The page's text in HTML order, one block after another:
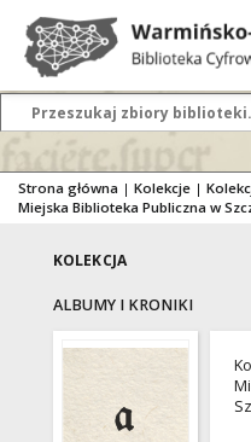
Strona główna | Kolekcje |
Miejska Biblioteka Publiczna w
KOLEKCJA
ALBUMY I KRONIKI